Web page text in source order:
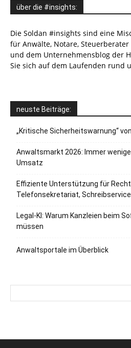
über die #insights:
Die Soldan #insights sind eine
für Anwälte, Notare,
und dem Unternehmensblog der
Sie sich auf dem Laufenden rund
neuste Beiträge:
„Kritische Sicherheitswarnung“
Anwaltsmarkt 2026: Immer
Umsatz
Effiziente Unterstützung für
Telefonsekretariat,
Legal-KI: Warum Kanzleien beim
müssen
Anwaltsportale im Überblick